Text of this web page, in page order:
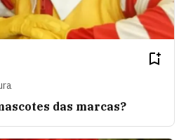
das marcas?